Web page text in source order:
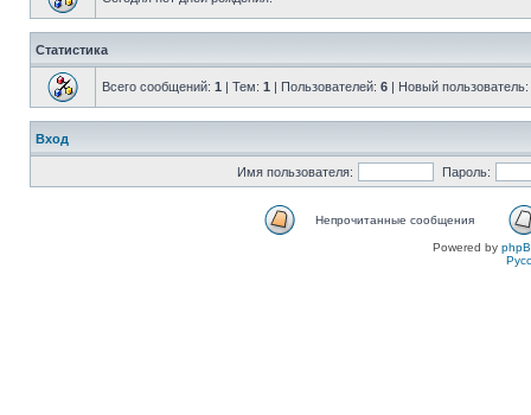
Статистика
Всего сообщений: 1 | Тем: 1 | Пользователей: 6 | Новый пользователь:
Вход
Имя пользователя: Пароль:
Непрочитанные сообщения
Powered by